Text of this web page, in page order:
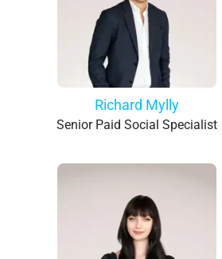
Richard Mylly
Senior Paid Social Specialist